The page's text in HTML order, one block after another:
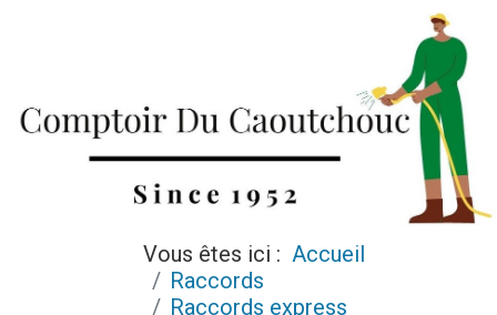
Vous êtes ici : Accueil
Raccords
Raccords express